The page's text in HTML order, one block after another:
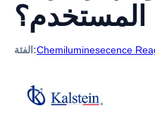
المستخدم؟
الفئة:Chemiluminesecence